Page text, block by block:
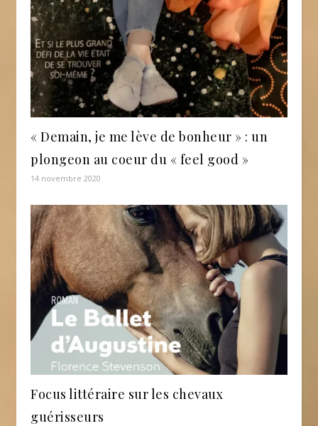
« Demain, je me lève de bonheur » : un
plongeon au coeur du « feel good »
14 novembre 2020
Focus littéraire sur les chevaux
guérisseurs